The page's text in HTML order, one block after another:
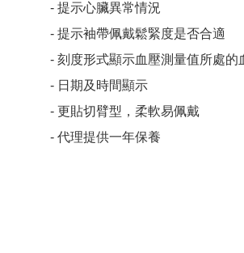
- 提示心臟異常情況
- 提示袖帶佩戴鬆緊度是否合適
- 刻度形式顯示血壓測量值所處的
- 日期及時間顯示
- 更貼切臂型，柔軟易佩戴
- 代理提供一年保養